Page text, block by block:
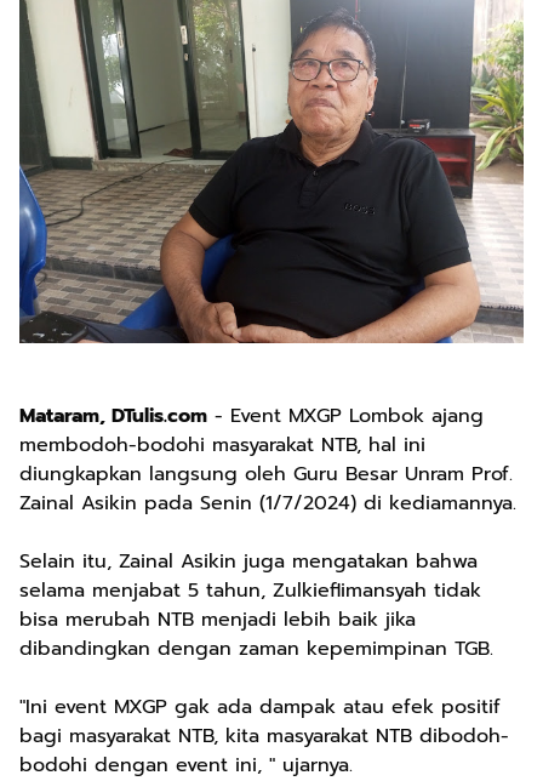
Mataram, DTulis.com - Event MXGP Lombok ajang
membodoh-bodohi masyarakat NTB, hal ini
diungkapkan langsung oleh Guru Besar Unram Prof.
Zainal Asikin pada Senin (1/7/2024) di kediamannya.
Selain itu, Zainal Asikin juga mengatakan bahwa
selama menjabat 5 tahun, Zulkieflimansyah tidak
bisa merubah NTB menjadi lebih baik jika
dibandingkan dengan zaman kepemimpinan TGB.
"Ini event MXGP gak ada dampak atau efek positif
bagi masyarakat NTB, kita masyarakat NTB dibodoh-
bodohi dengan event ini, " ujarnya.